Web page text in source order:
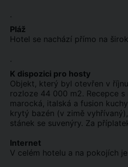
.
Pláž
Hotel se nachází přímo na
.
K dispozici pro hosty
Objekt, který byl otevřen v
rozloze 44 000 m2. Recepce
marocká, italská a fusion
krytý bazén (v zimě
stánek se suvenýry. Za
Internet
V celém hotelu a na pokojích